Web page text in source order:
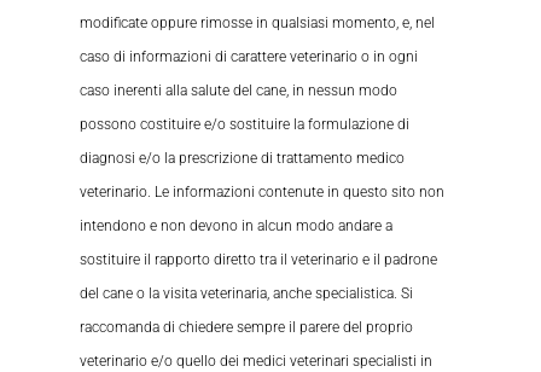
modificate oppure rimosse in qualsiasi momento, e, nel
caso di informazioni di carattere veterinario o in ogni
caso inerenti alla salute del cane, in nessun modo
possono costituire e/o sostituire la formulazione di
diagnosi e/o la prescrizione di trattamento medico
veterinario. Le informazioni contenute in questo sito non
intendono e non devono in alcun modo andare a
sostituire il rapporto diretto tra il veterinario e il padrone
del cane o la visita veterinaria, anche specialistica. Si
raccomanda di chiedere sempre il parere del proprio
veterinario e/o quello dei medici veterinari specialisti in